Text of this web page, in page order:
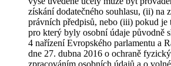
získání dodatečného souhlasu, (ii) na
právních předpisů, nebo (iii) pokud je
pro který byly osobní údaje původně
4 nařízení Evropského parlamentu a
dne 27. dubna 2016 o ochraně
zpracováním osobních údajů a o